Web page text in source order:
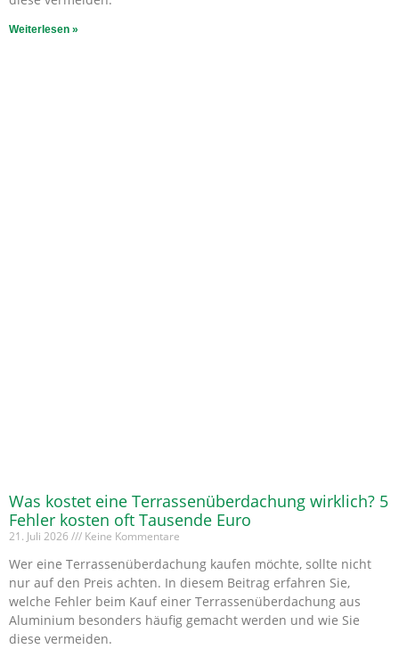
Weiterlesen »
Was kostet eine Terrassenüberdachung wirklich? 5
Fehler kosten oft Tausende Euro
21. Juli 2026 Keine Kommentare
Wer eine Terrassenüberdachung kaufen möchte, sollte nicht
nur auf den Preis achten. In diesem Beitrag erfahren Sie,
welche Fehler beim Kauf einer Terrassenüberdachung aus
Aluminium besonders häufig gemacht werden und wie Sie
diese vermeiden.